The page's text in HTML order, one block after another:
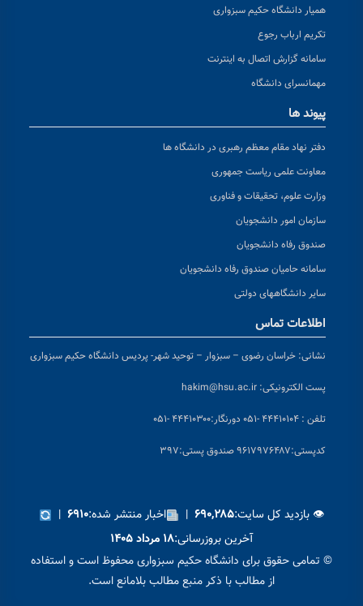
همیار دانشگاه حکیم سبزواری
تکریم ارباب رجوع
سامانه گزارش اتصال به اینترنت
مهمانسرای دانشگاه
پیوند ها
دفتر نهاد مقام معظم رهبری در دانشگاه ها
معاونت علمی ریاست جمهوری
وزارت علوم، تحقیقات و فناوری
سازمان امور دانشجویان
صندوق رفاه دانشجویان
سامانه حامیان صندوق رفاه دانشجویان
سایر دانشگاههای دولتی
اطلاعات تماس
نشانی: خراسان رضوی – سبزوار – توحید شهر- پردیس دانشگاه حکیم سبزواری
پست الکترونیکی: hakim@hsu.ac.ir
تلفن : ۴۴۴۱۰۱۰۴ -۰۵۱ دورنگار:۴۴۴۱۰۳۰۰ -۰۵۱
کدپستی:۹۶۱۷۹۷۶۴۸۷ صندوق پستی:۳۹۷
👁 بازدید کل سایت:۶۹۰,۲۸۵ | اخبار منتشر شده:۶۹۱۰ |
آخرین بروزرسانی:۱۸ مرداد ۱۴۰۵
© تمامی حقوق برای دانشگاه حکیم سبزواری محفوظ است و استفاده
از مطالب با ذکر منبع مطالب بلامانع است.